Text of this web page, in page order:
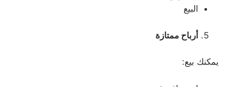
البيع
أرباح ممتازة
يمكنك بيع: